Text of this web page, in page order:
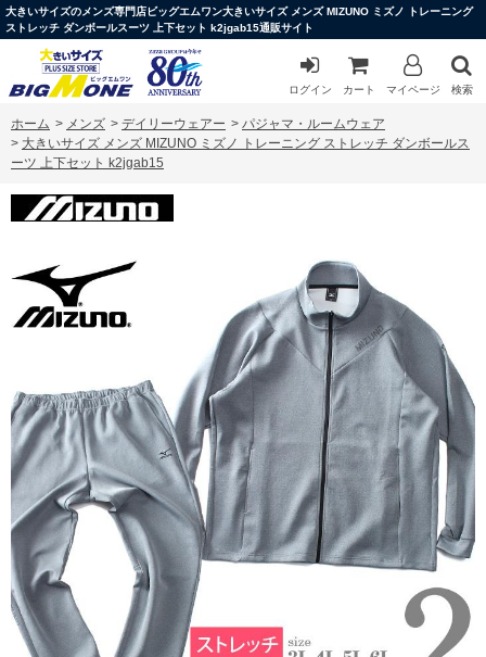
大きいサイズのメンズ専門店ビッグエムワン大きいサイズ メンズ MIZUNO ミズノ トレーニング
ストレッチ ダンボールスーツ 上下セット k2jgab15通販サイト
ログイン カート マイページ 検索
ホーム > メンズ > デイリーウェアー > パジャマ・ルームウェア
> 大きいサイズ メンズ MIZUNO ミズノ トレーニング ストレッチ ダンボールス
ーツ 上下セット k2jgab15